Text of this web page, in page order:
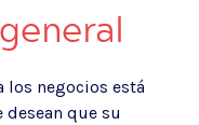
los negocios está
que su